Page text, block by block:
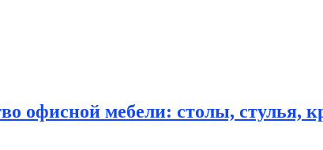
офисной мебели: столы, стулья,